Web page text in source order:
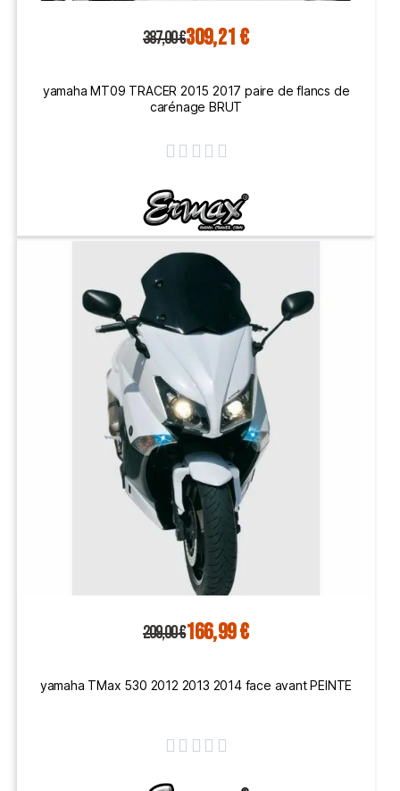
387,00 €309,21 €
yamaha MT09 TRACER 2015 2017 paire de flancs de
carénage BRUT
    
209,00 €166,99 €
yamaha TMax 530 2012 2013 2014 face avant PEINTE
    